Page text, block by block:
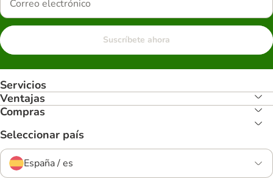
Suscríbete ahora
Servicios
Ventajas
Compras
Seleccionar país
España / es